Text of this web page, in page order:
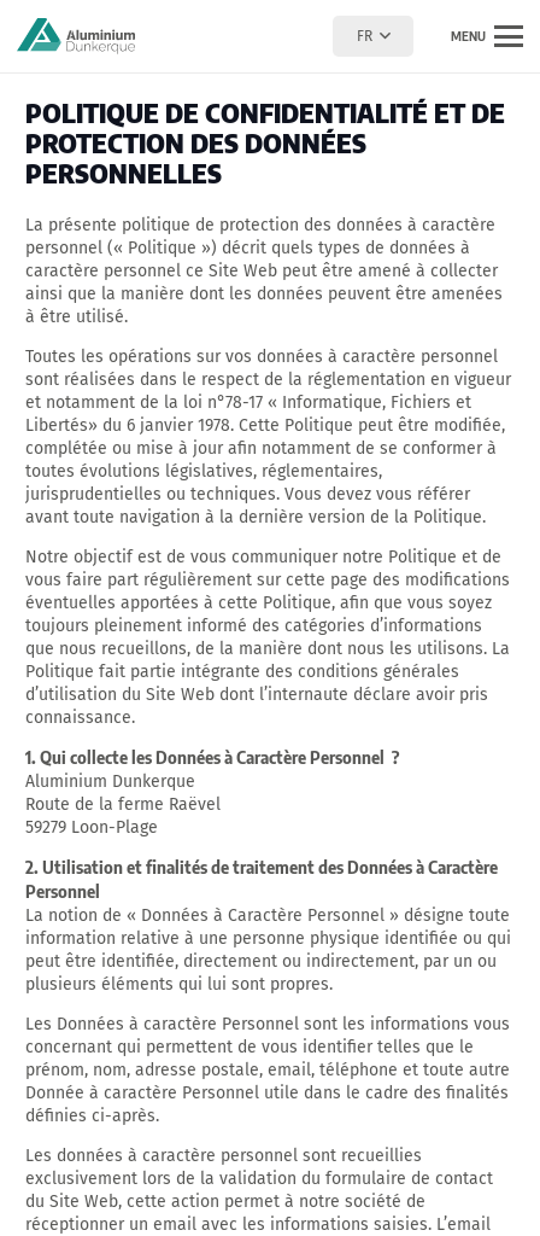
FR MENU
POLITIQUE DE CONFIDENTIALITÉ ET DE
PROTECTION DES DONNÉES
PERSONNELLES
La présente politique de protection des données à caractère
personnel (« Politique ») décrit quels types de données à
caractère personnel ce Site Web peut être amené à collecter
ainsi que la manière dont les données peuvent être amenées
à être utilisé.
Toutes les opérations sur vos données à caractère personnel
sont réalisées dans le respect de la réglementation en vigueur
et notamment de la loi n°78-17 « Informatique, Fichiers et
Libertés» du 6 janvier 1978. Cette Politique peut être modifiée,
complétée ou mise à jour afin notamment de se conformer à
toutes évolutions législatives, réglementaires,
jurisprudentielles ou techniques. Vous devez vous référer
avant toute navigation à la dernière version de la Politique.
Notre objectif est de vous communiquer notre Politique et de
vous faire part régulièrement sur cette page des modifications
éventuelles apportées à cette Politique, afin que vous soyez
toujours pleinement informé des catégories d’informations
que nous recueillons, de la manière dont nous les utilisons. La
Politique fait partie intégrante des conditions générales
d’utilisation du Site Web dont l’internaute déclare avoir pris
connaissance.
1. Qui collecte les Données à Caractère Personnel ?
Aluminium Dunkerque
Route de la ferme Raëvel
59279 Loon-Plage
2. Utilisation et finalités de traitement des Données à Caractère
Personnel
La notion de « Données à Caractère Personnel » désigne toute
information relative à une personne physique identifiée ou qui
peut être identifiée, directement ou indirectement, par un ou
plusieurs éléments qui lui sont propres.
Les Données à caractère Personnel sont les informations vous
concernant qui permettent de vous identifier telles que le
prénom, nom, adresse postale, email, téléphone et toute autre
Donnée à caractère Personnel utile dans le cadre des finalités
définies ci-après.
Les données à caractère personnel sont recueillies
exclusivement lors de la validation du formulaire de contact
du Site Web, cette action permet à notre société de
réceptionner un email avec les informations saisies. L’email